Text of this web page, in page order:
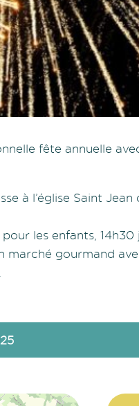
fête annuelle
à l’église Saint
les enfants,
marché gourmand